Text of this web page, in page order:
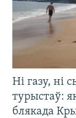
Ні газу, ні
турыстаў:
блякада